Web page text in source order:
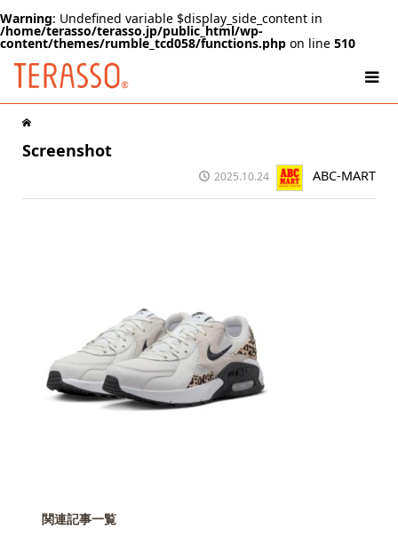
Warning: Undefined variable $display_side_content in
/home/terasso/terasso.jp/public_html/wp-
content/themes/rumble_tcd058/functions.php on line 510
Screenshot
2025.10.24 ABC-MART
関連記事一覧